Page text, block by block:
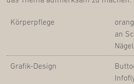
Kör­per­pfle­ge
an
Gra­fik-Design